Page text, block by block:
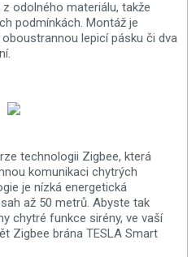
odolného materiálu, takže
podmínkách. Montáž je
lepicí pásku či dva
technologii Zigbee, která
komunikaci chytrých
je nízká energetická
až 50 metrů. Abyste tak
chytré funkce sirény, ve vaší
Zigbee brána TESLA Smart